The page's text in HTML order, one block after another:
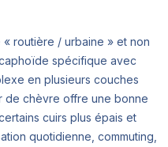
routière / urbaine » et non
spécifique avec
en plusieurs couches
de chèvre offre une bonne
cuirs plus épais et
quotidienne, commuting,